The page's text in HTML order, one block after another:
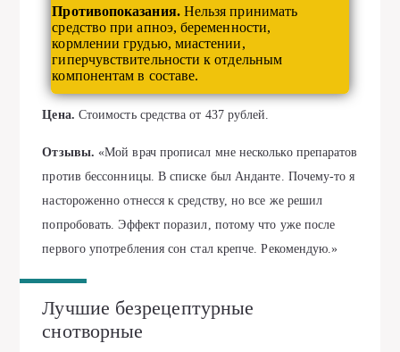
Противопоказания. Нельзя принимать
средство при апноэ, беременности,
кормлении грудью, миастении,
гиперчувствительности к отдельным
компонентам в составе.
Цена. Стоимость средства от 437 рублей.
Отзывы.«Мой врач прописал мне несколько препаратов
против бессонницы. В списке был Анданте. Почему-то я
настороженно отнесся к средству, но все же решил
попробовать. Эффект поразил, потому что уже после
первого употребления сон стал крепче. Рекомендую.»
Лучшие безрецептурные
снотворные